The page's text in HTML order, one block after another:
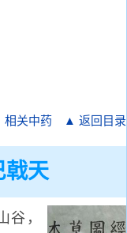
相关中药 ▲ 返回目录
戟天
谷，